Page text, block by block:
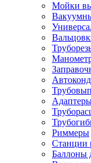
Мойки
Риммеры
Станции
Баллоны